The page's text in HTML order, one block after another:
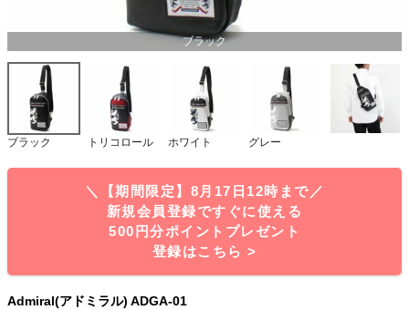
ブラック
ブラック トリコロール ホワイト グレー
＼【期間限定】8月17日12時まで／
新規会員登録ですぐに使える
500円分ポイントプレゼント
登録はこちら >
Admiral(アドミラル) ADGA-01